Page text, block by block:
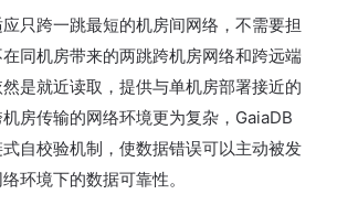
只跨一跳最短的机房间网络，不需要担
同机房带来的两跳跨机房网络和跨远端
是就近读取，提供与单机房部署接近的
房传输的网络环境更为复杂，GaiaDB
自校验机制，使数据错误可以主动被发
环境下的数据可靠性。